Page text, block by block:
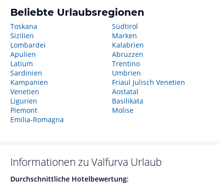
Beliebte Urlaubsregionen
Toskana
Sizilien
Lombardei
Apulien
Latium
Sardinien
Kampanien
Venetien
Ligurien
Piemont
Emilia-Romagna
Südtirol
Marken
Kalabrien
Abruzzen
Trentino
Umbrien
Friaul Julisch Venetien
Aostatal
Basilikata
Molise
Informationen zu Valfurva Urlaub
Durchschnittliche Hotelbewertung: